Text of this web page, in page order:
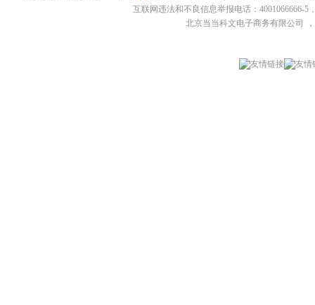
互联网违法和不良信息举报电话：4001066666-5
北京当当科文电子商务有限公司